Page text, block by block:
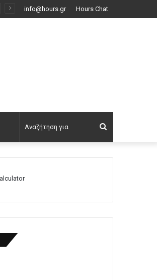
info@hours.gr Hours Chat
για